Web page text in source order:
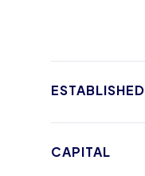
ESTABLISHED
CAPITAL